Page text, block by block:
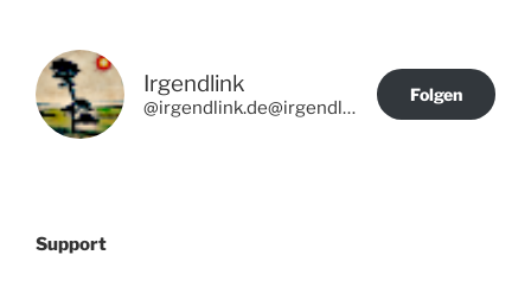
Irgendlink
@irgendlink.de@irgendlink.de
Folgen
Support